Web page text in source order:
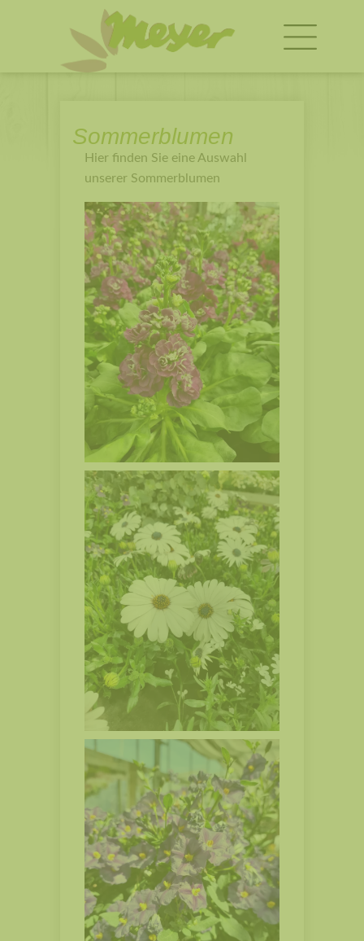
Sommerblumen
Hier finden Sie eine Auswahl
unserer Sommerblumen